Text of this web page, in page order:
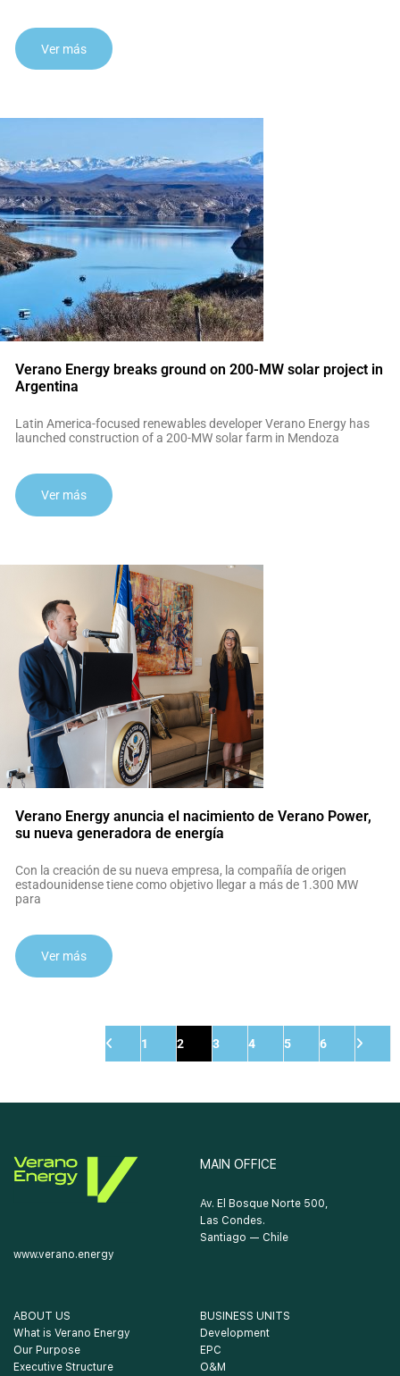
Ver más
Verano Energy breaks ground on 200-MW solar project in
Argentina
Latin America-focused renewables developer Verano Energy has
launched construction of a 200-MW solar farm in Mendoza
Ver más
Verano Energy anuncia el nacimiento de Verano Power,
su nueva generadora de energía
Con la creación de su nueva empresa, la compañía de origen
estadounidense tiene como objetivo llegar a más de 1.300 MW
para
Ver más
1 2 3 4 5 6
MAIN OFFICE
Av. El Bosque Norte 500,
Las Condes.
Santiago — Chile
www.verano.energy
ABOUT US
What is Verano Energy
Our Purpose
Executive Structure
BUSINESS UNITS
Development
EPC
O&M